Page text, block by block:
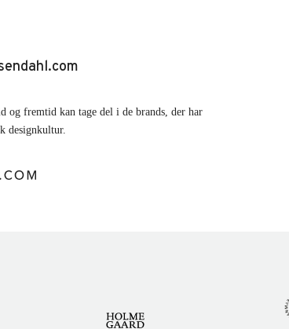
og fremtid kan tage del i de brands, der har
designkultur.